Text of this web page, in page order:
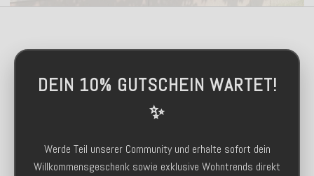
DEIN 10% GUTSCHEIN WARTET!
✨
Werde Teil unserer Community und erhalte sofort dein
Willkommensgeschenk sowie exklusive Wohntrends direkt